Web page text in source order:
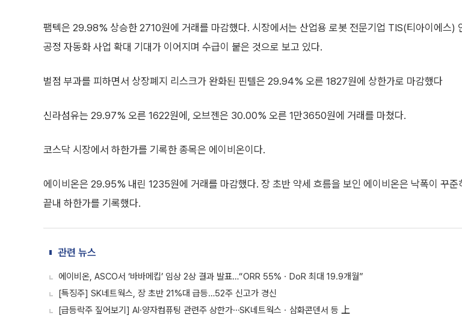
팸텍은 29.98% 상승한 2710원에 거래를 마감했다. 시장에서는 산업용 로봇 전문기업 TIS(티아이에스)
공정 자동화 사업 확대 기대가 이어지며 수급이 붙은 것으로 보고 있다.
벌점 부과를 피하면서 상장폐지 리스크가 완화된 핀텔은 29.94% 오른 1827원에 상한가로 마감했다
신라섬유는 29.97% 오른 1622원에, 오브젠은 30.00% 오른 1만3650원에 거래를 마쳤다.
코스닥 시장에서 하한가를 기록한 종목은 에이비온이다.
에이비온은 29.95% 내린 1235원에 거래를 마감했다. 장 초반 약세 흐름을 보인 에이비온은 낙폭이 꾸준
끝내 하한가를 기록했다.
관련 뉴스
에이비온, ASCO서 ‘바바메킵’ 임상 2상 결과 발표…“ORR 55%ㆍDoR 최대 19.9개월”
[특징주] SK네트웍스, 장 초반 21%대 급등…52주 신고가 경신
[급등락주 짚어보기] AI·양자컴퓨팅 관련주 상한가⋯SK네트웍스ㆍ삼화콘덴서 등 上